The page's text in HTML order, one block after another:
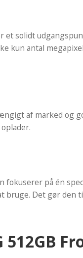
et solidt
kun antal
af marked og
fokuserer på én
Det gør den